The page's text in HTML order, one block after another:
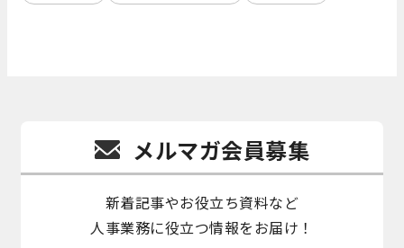
メルマガ会員募集
新着記事やお役立ち資料など
人事業務に役立つ情報をお届け！